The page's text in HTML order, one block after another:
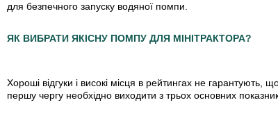
для безпечного запуску водяної помпи.
ЯК ВИБРАТИ ЯКІСНУ ПОМПУ ДЛЯ МІНІТРАКТОРА?
Хороші відгуки і високі місця в рейтингах не
першу чергу необхідно виходити з трьох основних